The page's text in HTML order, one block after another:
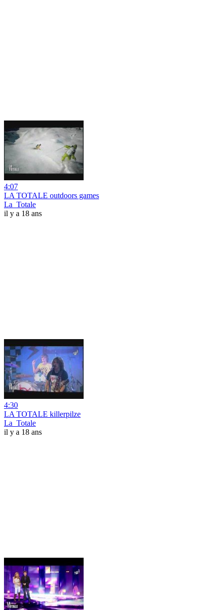
4:07
LA TOTALE outdoors games
La_Totale
il y a 18 ans
4:30
LA TOTALE killerpilze
La_Totale
il y a 18 ans